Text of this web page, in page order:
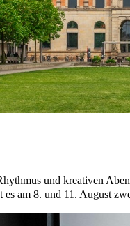
und kreativen
es am 8. und 11. August